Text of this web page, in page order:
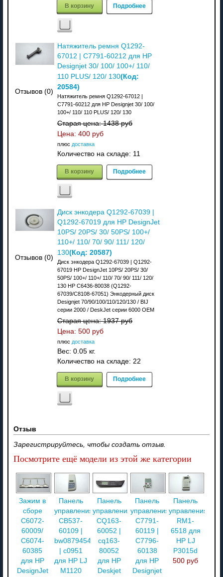
В корзину Подробнее
Отзывов (0)
Натяжитель ремня Q1292-
67012 | C7791-60212 для HP
Designjet 30/ 100/ 100+/ 110/
110 PLUS/ 120/ 130(Код:
20584)
Натяжитель ремня Q1292-67012 |
C7791-60212 для HP Designjet 30/ 100/
100+/ 110/ 110 PLUS/ 120/ 130
Старая цена:1438 руб
Цена: 400 руб
плюс доставка
Количество на складе: 11
В корзину Подробнее
Отзывов (0)
Диск энкодера Q1292-67039 |
Q1292-67019 для HP DesignJet
10PS/ 20PS/ 30/ 50PS/ 100+/
110+/ 110/ 70/ 90/ 111/ 120/
130(Код: 20587)
Диск энкодера Q1292-67039 | Q1292-
67019 HP DesignJet 10PS/ 20PS/ 30/
50PS/ 100+/ 110+/ 110/ 70/ 90/ 111/ 120/
130 HP C6436-80038 (Q1292-
67039/C8108-67051) Энкодерный диск
Designjet 70/90/100/110/120/130 / BIJ
серии 2000 / DeskJet серии 6000 OEM
Старая цена:1937 руб
Цена: 500 руб
плюс доставка
Вес: 0.05 кг.
Количество на складе: 22
В корзину Подробнее
Отзыв
Зарегистрируйтесь, чтобы создать отзыв.
Посмотрите ещё модели из этой же категории
Зажим в
сборе
C6072-
60009/
C6074-
60385
для HP
DesignJet
Панель
управления
CB537-
60109 |
bw0879454
| c0951
для HP LJ
M1120
Панель
управления
CQ163-
60052 |
cq163-
80052
для HP
Deskjet
Панель
управления
C7791-
60119 |
C7796-
60138
для HP
Designjet
Панель
управления
RM1-
6518 для
HP LJ
P3015d
500 руб